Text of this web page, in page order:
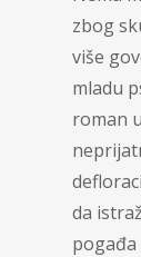
zbog
više
mladu
roman
da
pogađa